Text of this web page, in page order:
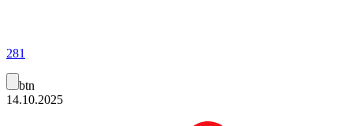
281
btn
14.10.2025